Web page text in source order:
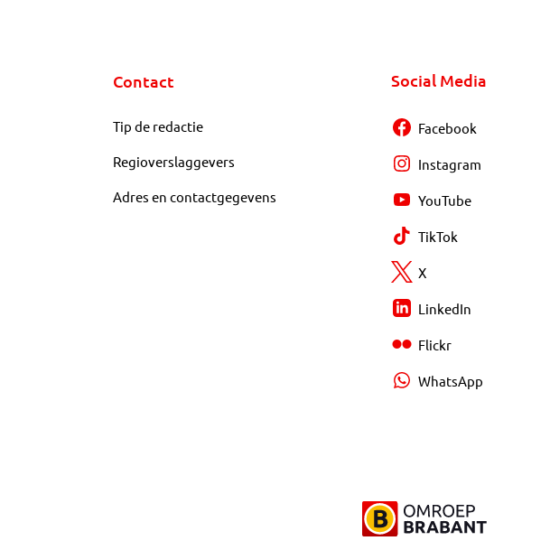
Contact
Tip de redactie
Regioverslaggevers
Adres en contactgegevens
Social Media
Facebook
Instagram
YouTube
TikTok
X
LinkedIn
Flickr
WhatsApp